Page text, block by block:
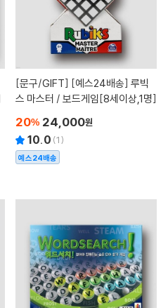
[문구/GIFT]
스 마스터 / 보드게임[8세이상,1명]
20% 24,000원
10.0 (1)
예스24배송